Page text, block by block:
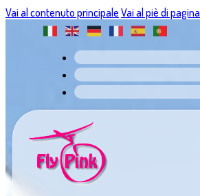
Vai al contenuto principale Vai al piè di pagina